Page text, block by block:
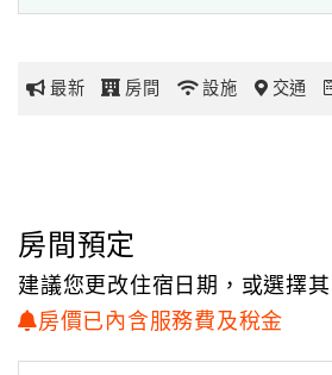
玩
地
圖
顧
樂，
最新 房間 設施 交通
房間預定
建議您更改住宿日期，或選擇其
房價已內含服務費及稅金